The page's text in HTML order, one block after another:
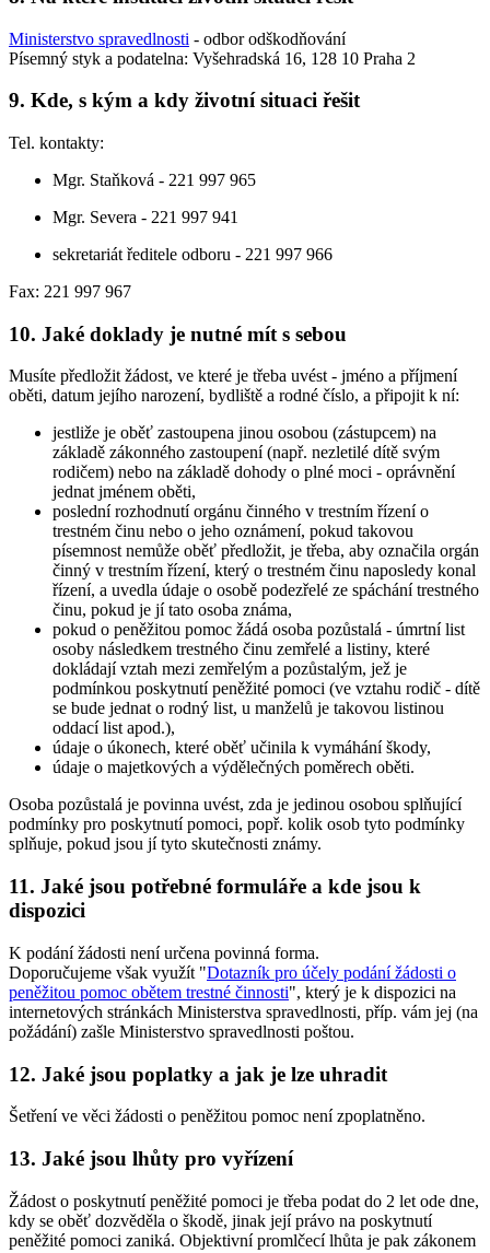
Ministerstvo spravedlnosti - odbor odškodňování
Písemný styk a podatelna: Vyšehradská 16, 128 10 Praha 2
9. Kde, s kým a kdy životní situaci řešit
Tel. kontakty:
Mgr. Staňková - 221 997 965
Mgr. Severa - 221 997 941
sekretariát ředitele odboru - 221 997 966
Fax: 221 997 967
10. Jaké doklady je nutné mít s sebou
Musíte předložit žádost, ve které je třeba uvést - jméno a příjmení
oběti, datum jejího narození, bydliště a rodné číslo, a připojit k ní:
jestliže je oběť zastoupena jinou osobou (zástupcem) na
základě zákonného zastoupení (např. nezletilé dítě svým
rodičem) nebo na základě dohody o plné moci - oprávnění
jednat jménem oběti,
poslední rozhodnutí orgánu činného v trestním řízení o
trestném činu nebo o jeho oznámení, pokud takovou
písemnost nemůže oběť předložit, je třeba, aby označila orgán
činný v trestním řízení, který o trestném činu naposledy konal
řízení, a uvedla údaje o osobě podezřelé ze spáchání trestného
činu, pokud je jí tato osoba známa,
pokud o peněžitou pomoc žádá osoba pozůstalá - úmrtní list
osoby následkem trestného činu zemřelé a listiny, které
dokládají vztah mezi zemřelým a pozůstalým, jež je
podmínkou poskytnutí peněžité pomoci (ve vztahu rodič - dítě
se bude jednat o rodný list, u manželů je takovou listinou
oddací list apod.),
údaje o úkonech, které oběť učinila k vymáhání škody,
údaje o majetkových a výdělečných poměrech oběti.
Osoba pozůstalá je povinna uvést, zda je jedinou osobou splňující
podmínky pro poskytnutí pomoci, popř. kolik osob tyto podmínky
splňuje, pokud jsou jí tyto skutečnosti známy.
11. Jaké jsou potřebné formuláře a kde jsou k
dispozici
K podání žádosti není určena povinná forma.
Doporučujeme však využít "Dotazník pro účely podání žádosti o
peněžitou pomoc obětem trestné činnosti", který je k dispozici na
internetových stránkách Ministerstva spravedlnosti, příp. vám jej (na
požádání) zašle Ministerstvo spravedlnosti poštou.
12. Jaké jsou poplatky a jak je lze uhradit
Šetření ve věci žádosti o peněžitou pomoc není zpoplatněno.
13. Jaké jsou lhůty pro vyřízení
Žádost o poskytnutí peněžité pomoci je třeba podat do 2 let ode dne,
kdy se oběť dozvěděla o škodě, jinak její právo na poskytnutí
peněžité pomoci zaniká. Objektivní promlčecí lhůta je pak zákonem